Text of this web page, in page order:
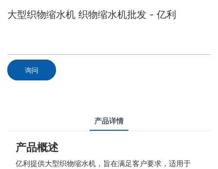
大型织物缩水机 织物缩水机批发 - 亿利
询问
产品详情
产品概述
亿利提供大型织物缩水机，旨在满足客户要求，适用于